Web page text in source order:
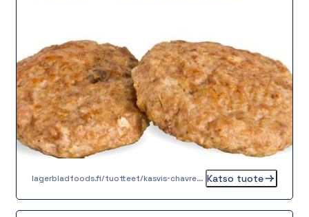
mehukas, joten se sopii erinomaisesti
lounasannoksiin, burgerin väliin tai osaksi
perinteistä kotiruokaa.
lagerbladfoods.fi/tuotteet/kasvis-chavrepyorykka-20-g-2-2-2-2 Katso tuote